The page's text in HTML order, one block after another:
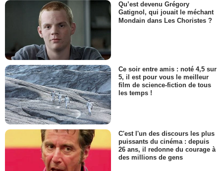
Qu’est devenu Grégory
Gatignol, qui jouait le méchant
Mondain dans Les Choristes ?
Ce soir entre amis : noté 4,5 sur
5, il est pour vous le meilleur
film de science-fiction de tous
les temps !
C'est l'un des discours les plus
puissants du cinéma : depuis
26 ans, il redonne du courage à
des millions de gens